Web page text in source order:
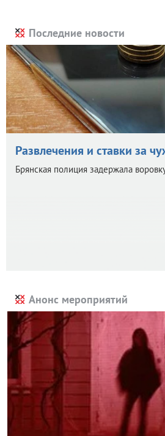
Последние новости
Развлечения и ставки за
Брянская полиция задержала
Анонс мероприятий